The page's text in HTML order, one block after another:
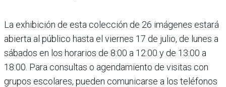
La exhibición de esta colección de 26 imágenes estará
abierta al público hasta el viernes 17 de julio, de lunes a
sábados en los horarios de 8:00 a 12:00 y de 13:00 a
18:00. Para consultas o agendamiento de visitas con
grupos escolares, pueden comunicarse a los teléfonos